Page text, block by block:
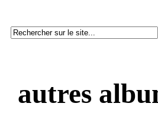
autres